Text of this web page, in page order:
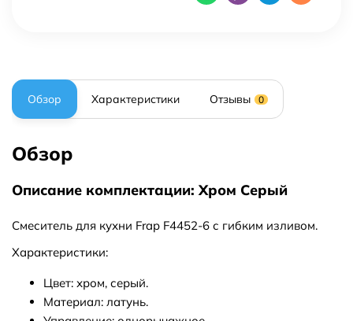
Обзор Характеристики Отзывы 0
Обзор
Описание комплектации: Хром Серый
Смеситель для кухни Frap F4452-6 с гибким изливом.
Характеристики:
Цвет: хром, серый.
Материал: латунь.